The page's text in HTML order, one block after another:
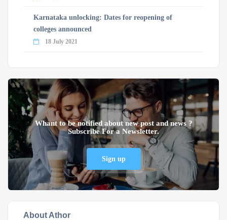
Karnataka unlocking: Dates for reopening of
colleges announced
18 July 2021
Whant to be notified about new post and news ?
Subscribe For a Newsletter.
Sign up
About Athor